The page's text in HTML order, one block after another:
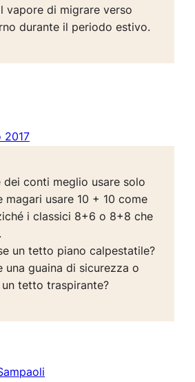
vapore di migrare verso
durante il periodo estivo.
2017
dei conti meglio usare solo
usare 10 + 10 come
i classici 8+6 o 8+8 che
un tetto piano calpestatile?
una guaina di sicurezza o
tetto traspirante?